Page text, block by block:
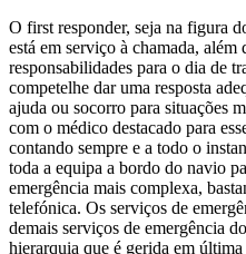
O first responder, seja na figura
está em serviço à chamada, além
responsabilidades para o dia de
competelhe dar uma resposta
ajuda ou socorro para situações
com o médico destacado para
contando sempre e a todo o
toda a equipa a bordo do navio
emergência mais complexa,
telefónica. Os serviços de
demais serviços de emergência
hierarquia que é gerida em